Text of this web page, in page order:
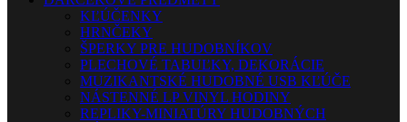
KĽÚČENKY
HRNČEKY
ŠPERKY PRE HUDOBNÍKOV
PLECHOVÉ TABUĽKY, DEKORÁCIE
MUZIKANTSKÉ HUDOBNÉ USB KĽÚČE
NÁSTENNÉ LP VINYL HODINY
REPLIKY-MINIATÚRY HUDOBNÝCH